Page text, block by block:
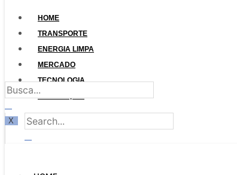
HOME
TRANSPORTE
ENERGIA LIMPA
MERCADO
TECNOLOGIA
LEGISLAÇÃO
X